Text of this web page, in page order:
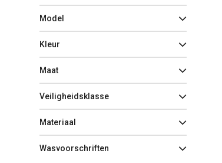
Model
Kleur
Maat
Veiligheidsklasse
Materiaal
Wasvoorschriften